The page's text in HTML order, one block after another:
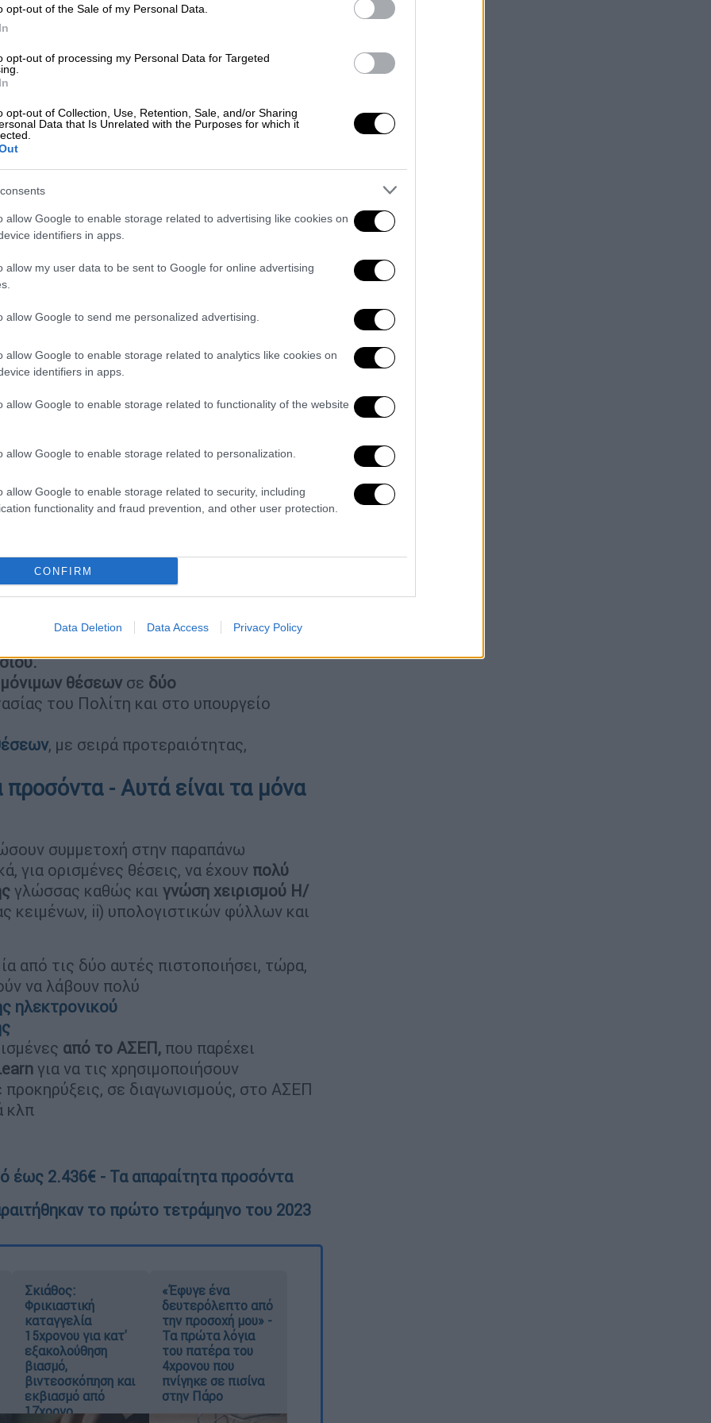
opt-out of the Sale of my Personal Data.
opt-out of processing my Personal Data for Targeted
opt-out of Collection, Use, Retention, Sale, and/or Sharing
Data that Is Unrelated with the Purposes for which it
allow Google to enable storage related to advertising like cookies on
identifiers in apps.
allow my user data to be sent to Google for online advertising
allow Google to send me personalized advertising.
allow Google to enable storage related to analytics like cookies on
identifiers in apps.
allow Google to enable storage related to functionality of the website
allow Google to enable storage related to personalization.
allow Google to enable storage related to security, including
functionality and fraud prevention, and other user protection.
CONFIRM
Data Deletion Data Access Privacy Policy
που έχει στην κατοχή του το
ως εξής:
(ΠΕ, ΤΕ, ΔΕ και ΥΕ)
(ΠΕ)
Προσόντων και
- ΕΟΠΠΕΠ (ΠΕ, ΔΕ)
ΤΕ, ΥΕ)
Διοίκησης και Αυτοδιοίκησης -
Μέσων και Επικοινωνίας -
της Ελλάδος (ΠΕ, ΤΕ)
(ΠΕ)
στον Ελληνικό Οργανισμό
Πωγωνιανής και Κονίτση (ΔΕ)
Καστελλίου και Βιάννου (ΠΕ)
και Περιθεωρίου (ΠΕ)
«ουρά»για να εκδοθεί σύμφωνα με τον
Υπενθυμίζουμε ότιήδη από την αρχή
της 2Κ και της 3Κ για μόνιμους
Οργανισμούς Εγγείων Βελτιώσεων
). Οι επόμενες προκηρύξεις που έχει στο
θέσεων σε δύο
του Πολίτη και στο υπουργείο
, με σειρά προτεραιότητας,
- Αυτά είναι τα μόνα
συμμετοχή στην παραπάνω
για ορισμένες θέσεις, να έχουν πολύ
γλώσσας καθώς και γνώση χειρισμού Η/
κειμένων, ii) υπολογιστικών φύλλων και
από τις δύο αυτές πιστοποιήσει, τώρα,
να λάβουν πολύ
ηλεκτρονικού
από το ΑΣΕΠ, που παρέχει
για να τις χρησιμοποιήσουν
σε διαγωνισμούς, στο ΑΣΕΠ
κλπ
έως 2.436€ - Τα απαραίτητα προσόντα
το πρώτο τετράμηνο του 2023
Σκιάθος:
Φρικιαστική
καταγγελία
15χρονου για κατ'
εξακολούθηση
βιασμό,
βιντεοσκόπηση και
εκβιασμό από
17χρονο
«Έφυγε ένα
δευτερόλεπτο από
την προσοχή μου» -
Τα πρώτα λόγια
του πατέρα του
4χρονου που
πνίγηκε σε πισίνα
στην Πάρο